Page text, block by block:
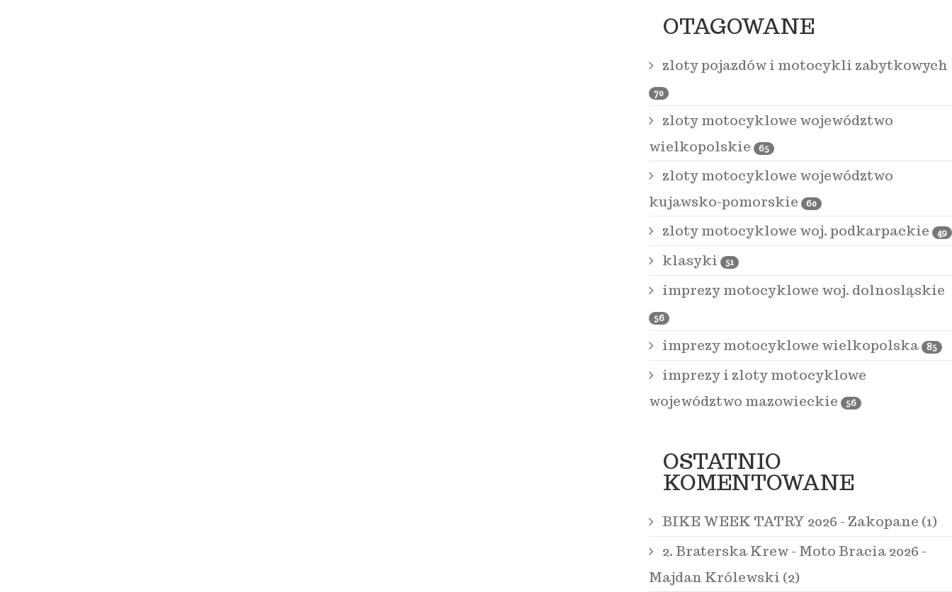
OTAGOWANE
zloty pojazdów i motocykli zabytkowych
70
zloty motocyklowe województwo
wielkopolskie
65
zloty motocyklowe województwo
kujawsko-pomorskie
60
zloty motocyklowe woj. podkarpackie 49
klasyki 51
imprezy motocyklowe woj. dolnosląskie
56
imprezy motocyklowe wielkopolska 85
imprezy i zloty motocyklowe
województwo mazowieckie
56
OSTATNIO
KOMENTOWANE
BIKE WEEK TATRY 2026 - Zakopane (1)
2. Braterska Krew - Moto Bracia 2026 -
Majdan Królewski (2)